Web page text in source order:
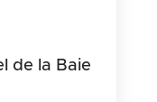
de la Baie